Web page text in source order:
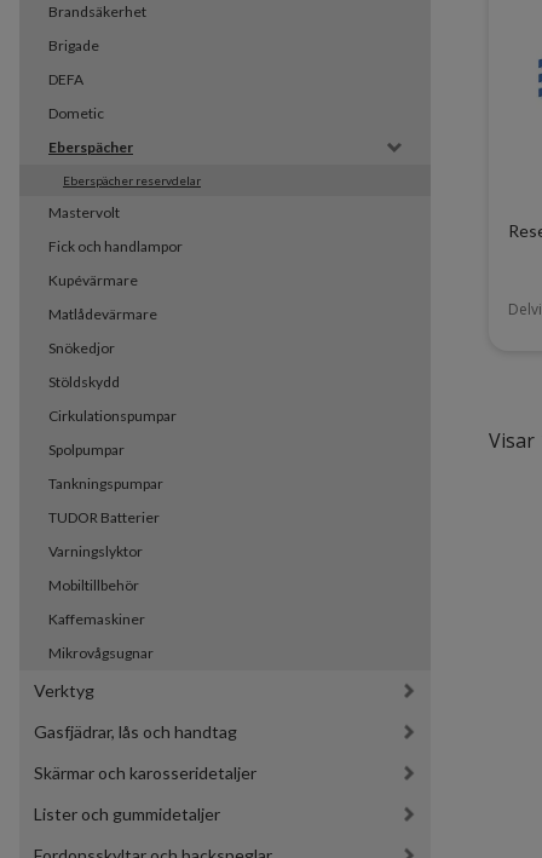
Brandsäkerhet
Brigade
DEFA
Dometic
Eberspächer
Eberspächer reservdelar
Mastervolt
Fick och handlampor
Kupévärmare
Matlådevärmare
Snökedjor
Stöldskydd
Cirkulationspumpar
Spolpumpar
Tankningspumpar
TUDOR Batterier
Varningslyktor
Mobiltillbehör
Kaffemaskiner
Mikrovågsugnar
Verktyg
Gasfjädrar, lås och handtag
Skärmar och karosseridetaljer
Lister och gummidetaljer
Visar